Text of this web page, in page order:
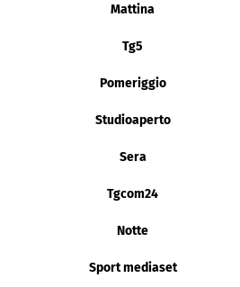
Mattina
Tg5
Pomeriggio
Studioaperto
Sera
Tgcom24
Notte
Sport mediaset